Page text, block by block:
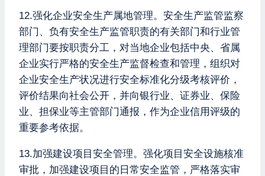
12.强化企业安全生产属地管理。安全生产监管监察
部门、负有安全生产监管职责的有关部门和行业管
理部门要按职责分工，对当地企业包括中央、省属
企业实行严格的安全生产监督检查和管理，组织对
企业安全生产状况进行安全标准化分级考核评价，
评价结果向社会公开，并向银行业、证券业、保险
业、担保业等主管部门通报，作为企业信用评级的
重要参考依据。
13.加强建设项目安全管理。强化项目安全设施核准
审批，加强建设项目的日常安全监管，严格落实审